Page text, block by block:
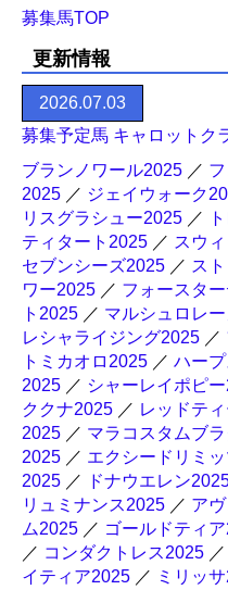
募集馬TOP
更新情報
2026.07.03
募集予定馬 キャロットク
ブランノワール2025 ／
2025 ／ ジェイウォーク
リスグラシュー2025 ／
ティタート2025 ／ スウ
セブンシーズ2025 ／ ス
ワー2025 ／ フォースタ
ト2025 ／ マルシュロレ
レシャライジング2025 ／
トミカオロ2025 ／ ハー
2025 ／ シャーレイポピ
ククナ2025 ／ レッドテ
2025 ／ マラコスタムブ
2025 ／ エクシードリミ
2025 ／ ドナウエレン
リュミナンス2025 ／ ア
ム2025 ／ ゴールドティ
／ コンダクトレス2025 ／
イティア2025 ／ ミリッ